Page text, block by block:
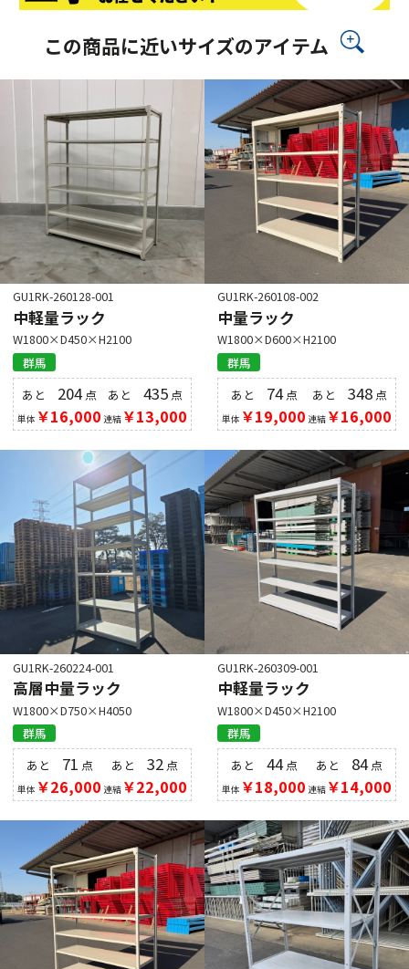
この商品に近いサイズのアイテム
GU1RK-260128-001
中軽量ラック
W1800×D450×H2100
群馬
あと 204点
単体 ￥16,000
あと 435点
連結￥13,000
GU1RK-260108-002
中量ラック
W1800×D600×H2100
群馬
あと 74点
単体 ￥19,000
あと 348点
連結￥16,000
GU1RK-260224-001
高層中量ラック
W1800×D750×H4050
群馬
あと 71 点
単体 ￥26,000
あと32 点
連結￥22,000
GU1RK-260309-001
中軽量ラック
W1800×D450×H2100
群馬
あと 44点
単体 ￥18,000
あと 84点
連結￥14,000